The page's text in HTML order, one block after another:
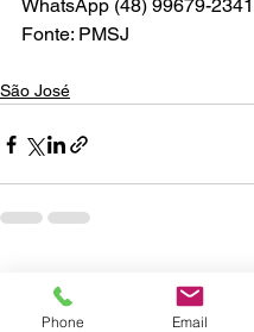
WhatsApp (48) 99679-2341
Fonte: PMSJ
São José
Posts recentes
Phone Email